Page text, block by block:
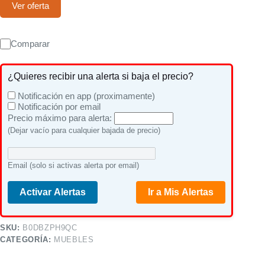
Ver oferta
Comparar
¿Quieres recibir una alerta si baja el precio?
Notificación en app (proximamente)
Notificación por email
Precio máximo para alerta:
(Dejar vacío para cualquier bajada de precio)
Email (solo si activas alerta por email)
Activar Alertas Ir a Mis Alertas
SKU: B0DBZPH9QC
CATEGORÍA: MUEBLES